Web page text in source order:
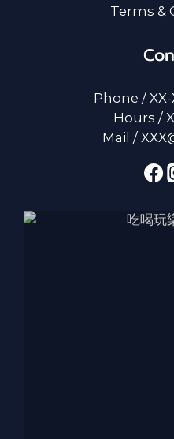
Terms &
Phone / XX-
Hours /
Mail /